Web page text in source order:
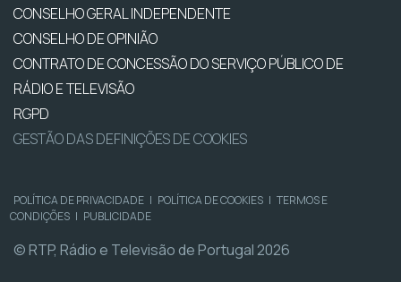
CONSELHO GERAL INDEPENDENTE
CONSELHO DE OPINIÃO
CONTRATO DE CONCESSÃO DO SERVIÇO PÚBLICO DE
RÁDIO E TELEVISÃO
RGPD
GESTÃO DAS DEFINIÇÕES DE COOKIES
POLÍTICA DE PRIVACIDADE | POLÍTICA DE COOKIES | TERMOS E
CONDIÇÕES | PUBLICIDADE
© RTP, Rádio e Televisão de Portugal 2026